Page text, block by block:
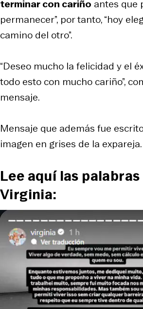
terminar con cariño antes que
permanecer”, por tanto, “hoy
camino del otro”.
“Deseo mucho la felicidad y el
todo esto con mucho cariño”,
mensaje.
Mensaje que además fue
imagen en grises de la expareja.
Lee aquí las palabras
Virginia: